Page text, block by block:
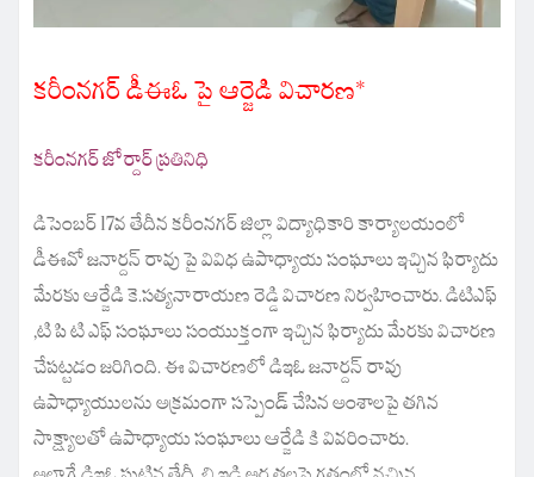
కరీంనగర్డీఈఓ పై ఆర్జెడి విచారణ*
కరీంనగర్ జోర్దార్ ప్రతినిధి
డిసెంబర్ 17వ తేదీన కరీంనగర్ జిల్లా విద్యాధికారి కార్యాలయంలో
డీఈవో జనార్దన్ రావు పై వివిధ ఉపాధ్యాయ సంఘాలు ఇచ్చిన ఫిర్యాదు
మేరకు ఆర్జేడి కె.సత్యనారాయణ రెడ్డి విచారణ నిర్వహించారు. డిటిఎఫ్
,టి పి టి ఎఫ్ సంఘాలు సంయుక్తంగా ఇచ్చిన ఫిర్యాదు మేరకు విచారణ
చేపట్టడం జరిగింది. ఈ విచారణలో డిఇఓ జనార్దన్ రావు
ఉపాధ్యాయులను అక్రమంగా సస్పెండ్ చేసిన అంశాలపై తగిన
సాక్ష్యాలతో ఉపాధ్యాయ సంఘాలు ఆర్జేడి కి వివరించారు.